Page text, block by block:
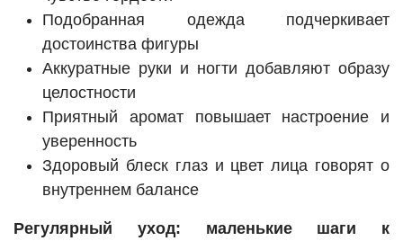
Подобранная одежда подчеркивает
достоинства фигуры
Аккуратные руки и ногти добавляют образу
целостности
Приятный аромат повышает настроение и
уверенность
Здоровый блеск глаз и цвет лица говорят о
внутреннем балансе
Регулярный уход: маленькие шаги к